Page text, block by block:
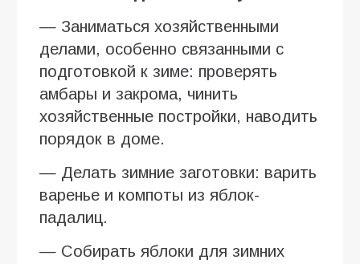
— Заниматься хозяйственными
делами, особенно связанными с
подготовкой к зиме: проверять
амбары и закрома, чинить
хозяйственные постройки, наводить
порядок в доме.
— Делать зимние заготовки: варить
варенье и компоты из яблок-
падалиц.
— Собирать яблоки для зимних